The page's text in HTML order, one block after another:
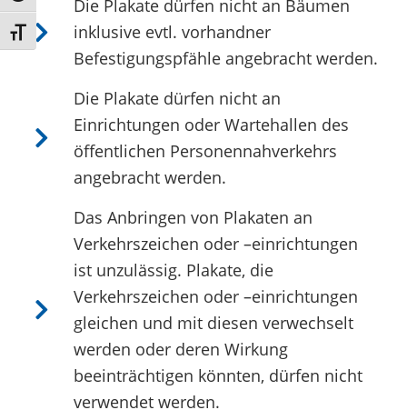
Schrift vergrößern
Die Plakate dürfen nicht an Bäumen
inklusive evtl. vorhandner
Befestigungspfähle angebracht werden.
Die Plakate dürfen nicht an
Einrichtungen oder Wartehallen des
öffentlichen Personennahverkehrs
angebracht werden.
Das Anbringen von Plakaten an
Verkehrszeichen oder –einrichtungen
ist unzulässig. Plakate, die
Verkehrszeichen oder –einrichtungen
gleichen und mit diesen verwechselt
werden oder deren Wirkung
beeinträchtigen könnten, dürfen nicht
verwendet werden.